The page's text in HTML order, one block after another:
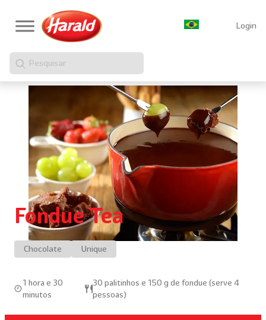
Login
Pesquisar
Fondue Tea
Chocolate Unique
1 hora e 30
minutos
30 palitinhos e 150 g de fondue (serve 4
pessoas)